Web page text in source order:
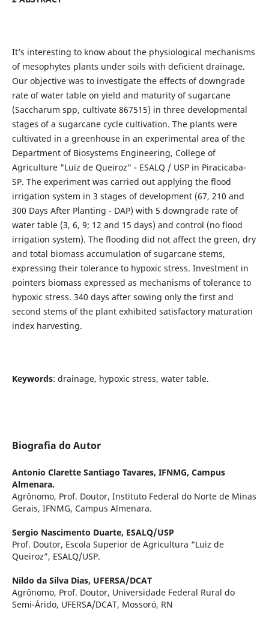
It’s interesting to know about the physiological mechanisms
of mesophytes plants under soils with deficient drainage.
Our objective was to investigate the effects of downgrade
rate of water table on yield and maturity of sugarcane
(Saccharum spp, cultivate 867515) in three developmental
stages of a sugarcane cycle cultivation. The plants were
cultivated in a greenhouse in an experimental area of the
Department of Biosystems Engineering, College of
Agriculture "Luiz de Queiroz" - ESALQ / USP in Piracicaba-
SP. The experiment was carried out applying the flood
irrigation system in 3 stages of development (67, 210 and
300 Days After Planting - DAP) with 5 downgrade rate of
water table (3, 6, 9; 12 and 15 days) and control (no flood
irrigation system). The flooding did not affect the green, dry
and total biomass accumulation of sugarcane stems,
expressing their tolerance to hypoxic stress. Investment in
pointers biomass expressed as mechanisms of tolerance to
hypoxic stress. 340 days after sowing only the first and
second stems of the plant exhibited satisfactory maturation
index harvesting.
Keywords: drainage, hypoxic stress, water table.
Biografia do Autor
Antonio Clarette Santiago Tavares, IFNMG, Campus
Almenara.
Agrônomo, Prof. Doutor, Instituto Federal do Norte de Minas
Gerais, IFNMG, Campus Almenara.
Sergio Nascimento Duarte, ESALQ/USP
Prof. Doutor, Escola Superior de Agricultura “Luiz de
Queiroz”, ESALQ/USP.
Nildo da Silva Dias, UFERSA/DCAT
Agrônomo, Prof. Doutor, Universidade Federal Rural do
Semi-Árido, UFERSA/DCAT, Mossoró, RN